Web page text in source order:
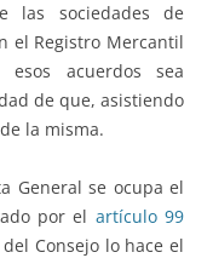
las sociedades de
el Registro Mercantil
acuerdos sea
de que, asistiendo
la misma.
General se ocupa el
por el artículo 99
Consejo lo hace el